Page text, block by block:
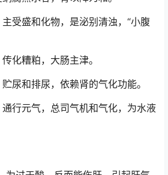
受盛和化物，是泌别清浊，“小腹
化糟粕，大肠主津。
尿和排尿，依赖肾的气化功能。
行元气，总司气机和气化，为水液